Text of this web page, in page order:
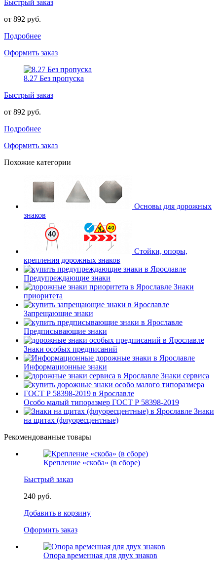
Быстрый заказ
от 892 руб.
Подробнее
Оформить заказ
8.27 Без пропуска
Быстрый заказ
от 892 руб.
Подробнее
Оформить заказ
Похожие категории
Основы для дорожных
знаков
Стойки, опоры,
крепления дорожных знаков
Предупреждающие знаки
Знаки
приоритета
Запрещающие знаки
Предписывающие знаки
Знаки особых предписаний
Информационные знаки
Знаки сервиса
Особо малый типоразмер ГОСТ Р 58398-2019
Знаки
на щитах (флуоресцентные)
Рекомендованные товары
Крепление «скоба» (в сборе)
Быстрый заказ
240 руб.
Добавить в корзину
Оформить заказ
Опора временная для двух знаков